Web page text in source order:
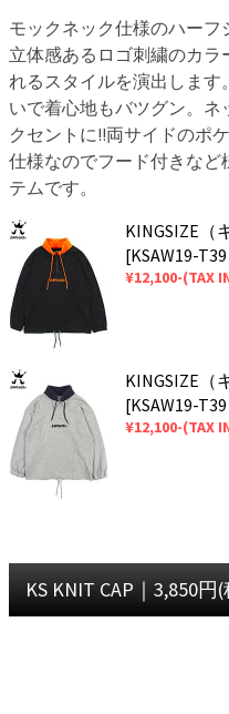
モックネック仕様のハーフ
立体感あるロゴ刺繍のカ
れるスタイルを演出しま
いで着心地もバツグン。
クセントに!!両サイドのポ
仕様なのでフード付きなど
テムです。
KINGSIZE（
[KSAW19-
¥12,100-(TAX
KINGSIZE（
[KSAW19-
¥12,100-(TAX
KS KNIT CAP｜3,850円